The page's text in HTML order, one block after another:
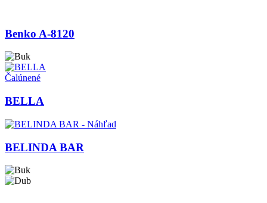
Benko A-8120
Čalúnené
BELLA
BELINDA BAR